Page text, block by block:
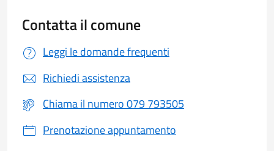
Contatta il comune
Leggi le domande frequenti
Richiedi assistenza
Chiama il numero 079 793505
Prenotazione appuntamento